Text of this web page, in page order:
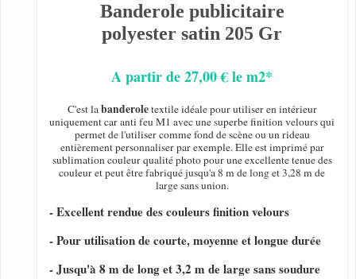
Banderole publicitaire
polyester satin 205 Gr
A partir de 27,00 € le m2*
C'est labanderoletextile idéale pour utiliser en intérieur
uniquement car anti feu M1 avec une superbe finition velours qui
permet de l'utiliser comme fond de scène ou un rideau
entièrement personnaliser par exemple. Elle est imprimé par
sublimation couleur qualité photo pour une excellente tenue des
couleur et peut être fabriqué jusqu'a 8 m de long et 3,28 m de
large sans union.
- Excellent rendue des couleurs finition velours
- Pour utilisation de courte, moyenne et longue durée
- Jusqu'à 8 m de long et 3,2 m de large sans soudure